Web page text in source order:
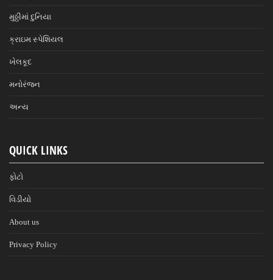
મુઠ્ઠીમાં દુનિયા
ક્રાઇમ સ્પેશિયલ
ખેલકૂદ
મનોરંજન
અન્ય
QUICK LINKS
ફોટો
વિડીયો
About us
Privacy Policy